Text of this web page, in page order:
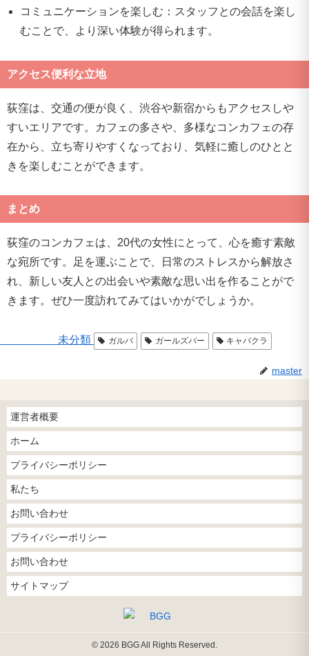
コミュニケーションを楽しむ：スタッフとの会話を楽し
むことで、より深い体験が得られます。
アクセス便利な立地
荻窪は、交通の便が良く、渋谷や新宿からもアクセスしや
すいエリアです。カフェの多さや、多様なコンカフェの存
在から、立ち寄りやすくなっており、気軽に癒しのひとと
きを楽しむことができます。
まとめ
荻窪のコンカフェは、20代の女性にとって、心を癒す素敵
な宛所です。足を運ぶことで、日常のストレスから解放さ
れ、新しい友人との出会いや素敵な思い出を作ることがで
きます。ぜひ一度訪れてみてはいかがでしょうか。
未分類 ガルバ ガールズバー キャバクラ
master
運営者概要
ホーム
プライバシーポリシー
私たち
お問い合わせ
プライバシーポリシー
お問い合わせ
サイトマップ
© 2026 BGG All Rights Reserved.